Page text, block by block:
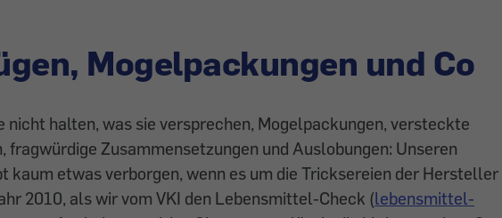
Mogelpackungen und Co
nicht halten, was sie versprechen, Mogelpackungen, versteckte
fragwürdige Zusammensetzungen und Auslobungen: Unseren
kaum etwas verborgen, wenn es um die Tricksereien der Hersteller
2010, als wir vom VKI den Lebensmittel-Check (lebensmittel-